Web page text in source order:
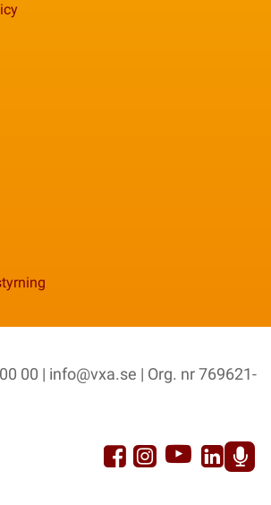
00 | info@vxa.se | Org. nr 769621-
Facebook
Instagram